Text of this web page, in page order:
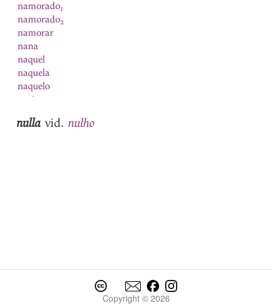
namorado1
namorado2
namorar
nana
naquel
naquela
naquelo
narizes
Natal
neciidade
nulla vid. nulho
Copyright © 2026